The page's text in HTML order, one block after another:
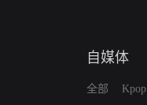
自媒体
全部
Kpop